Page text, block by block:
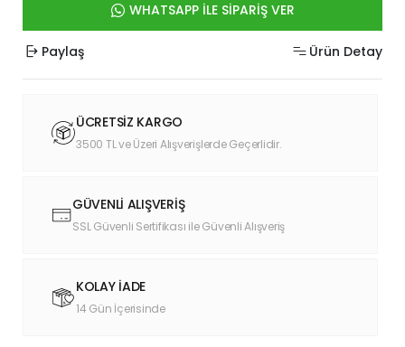
WHATSAPP İLE SİPARİŞ VER
Paylaş Ürün Detay
ÜCRETSİZ KARGO
3500 TL ve Üzeri Alışverişlerde Geçerlidir.
GÜVENLİ ALIŞVERİŞ
SSL Güvenli Sertifikası ile Güvenli Alışveriş
KOLAY İADE
14 Gün İçerisinde